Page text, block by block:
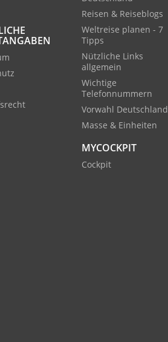
Reisen & Reiseblogs
Weltreise planen - 7
Tipps
Nützliche Links
allgemein
Wichtige
Telefonnummern
Vorwahl Deutschland
Masse & Einheiten
MYCOCKPIT
Cockpit